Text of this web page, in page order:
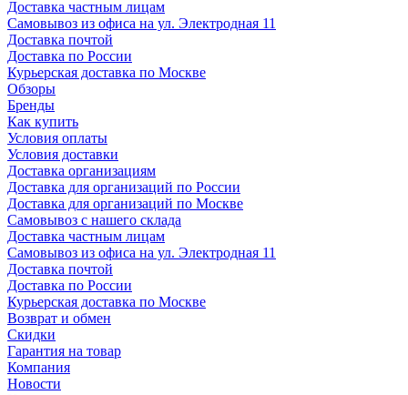
Доставка частным лицам
Самовывоз из офиса на ул. Электродная 11
Доставка почтой
Доставка по России
Курьерская доставка по Москве
Обзоры
Бренды
Как купить
Условия оплаты
Условия доставки
Доставка организациям
Доставка для организаций по России
Доставка для организаций по Москве
Самовывоз с нашего склада
Доставка частным лицам
Самовывоз из офиса на ул. Электродная 11
Доставка почтой
Доставка по России
Курьерская доставка по Москве
Возврат и обмен
Скидки
Гарантия на товар
Компания
Новости